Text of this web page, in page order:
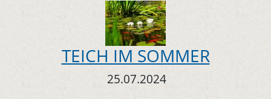
TEICH IM SOMMER
25.07.2024